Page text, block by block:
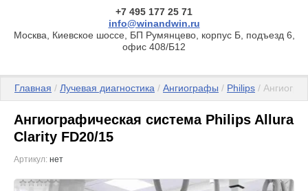
+7 495 177 25 71
info@winandwin.ru
Москва, Киевское шоссе, БП Румянцево, корпус Б, подъезд 6,
офис 408/Б12
Главная / Лучевая диагностика / Ангиографы / Philips /
Ангиографическая система Philips Allura
Clarity FD20/15
Артикул: нет